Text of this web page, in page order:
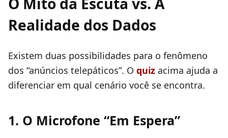
Realidade dos Dados
Existem duas possibilidades para o fenômeno
dos “anúncios telepáticos”. O quiz acima ajuda a
diferenciar em qual cenário você se encontra.
1. O Microfone “Em Espera”